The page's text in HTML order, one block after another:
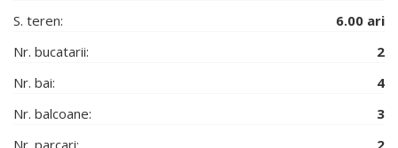
S. teren:
6.00 ari
Nr. bucatarii:
2
Nr. bai:
4
Nr. balcoane:
3